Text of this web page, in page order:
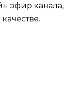
эфир канала,